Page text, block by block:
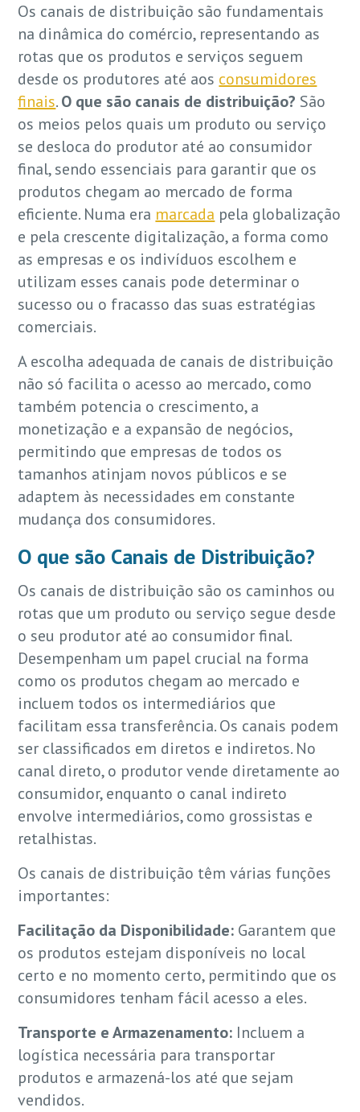
Os canais de distribuição são fundamentais
na dinâmica do comércio, representando as
rotas que os produtos e serviços seguem
desde os produtores até aos consumidores
finais.O que são canais de distribuição? São
os meios pelos quais um produto ou serviço
se desloca do produtor até ao consumidor
final, sendo essenciais para garantir que os
produtos chegam ao mercado de forma
eficiente. Numa era marcada pela globalização
e pela crescente digitalização, a forma como
as empresas e os indivíduos escolhem e
utilizam esses canais pode determinar o
sucesso ou o fracasso das suas estratégias
comerciais.
A escolha adequada de canais de distribuição
não só facilita o acesso ao mercado, como
também potencia o crescimento, a
monetização e a expansão de negócios,
permitindo que empresas de todos os
tamanhos atinjam novos públicos e se
adaptem às necessidades em constante
mudança dos consumidores.
O que são Canais de Distribuição?
Os canais de distribuição são os caminhos ou
rotas que um produto ou serviço segue desde
o seu produtor até ao consumidor final.
Desempenham um papel crucial na forma
como os produtos chegam ao mercado e
incluem todos os intermediários que
facilitam essa transferência. Os canais podem
ser classificados em diretos e indiretos. No
canal direto, o produtor vende diretamente ao
consumidor, enquanto o canal indireto
envolve intermediários, como grossistas e
retalhistas.
Os canais de distribuição têm várias funções
importantes:
Facilitação da Disponibilidade: Garantem que
os produtos estejam disponíveis no local
certo e no momento certo, permitindo que os
consumidores tenham fácil acesso a eles.
Transporte e Armazenamento: Incluem a
logística necessária para transportar
produtos e armazená-los até que sejam
vendidos.